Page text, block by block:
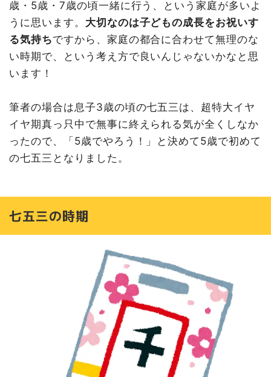
歳・5歳・7歳の頃一緒に行う、という家庭が多いよ
うに思います。 大切なのは子どもの成長をお祝いす
る気持ちですから、家庭の都合に合わせて無理のな
い時期で、という考え方で良いんじゃないかなと思
います！
筆者の場合は息子3歳の頃の七五三は、超特大イヤ
イヤ期真っ只中で無事に終えられる気が全くしなか
ったので、「5歳でやろう！」と決めて5歳で初めて
の七五三となりました。
七五三の時期